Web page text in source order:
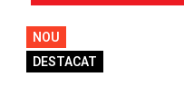
NOU
DESTACAT